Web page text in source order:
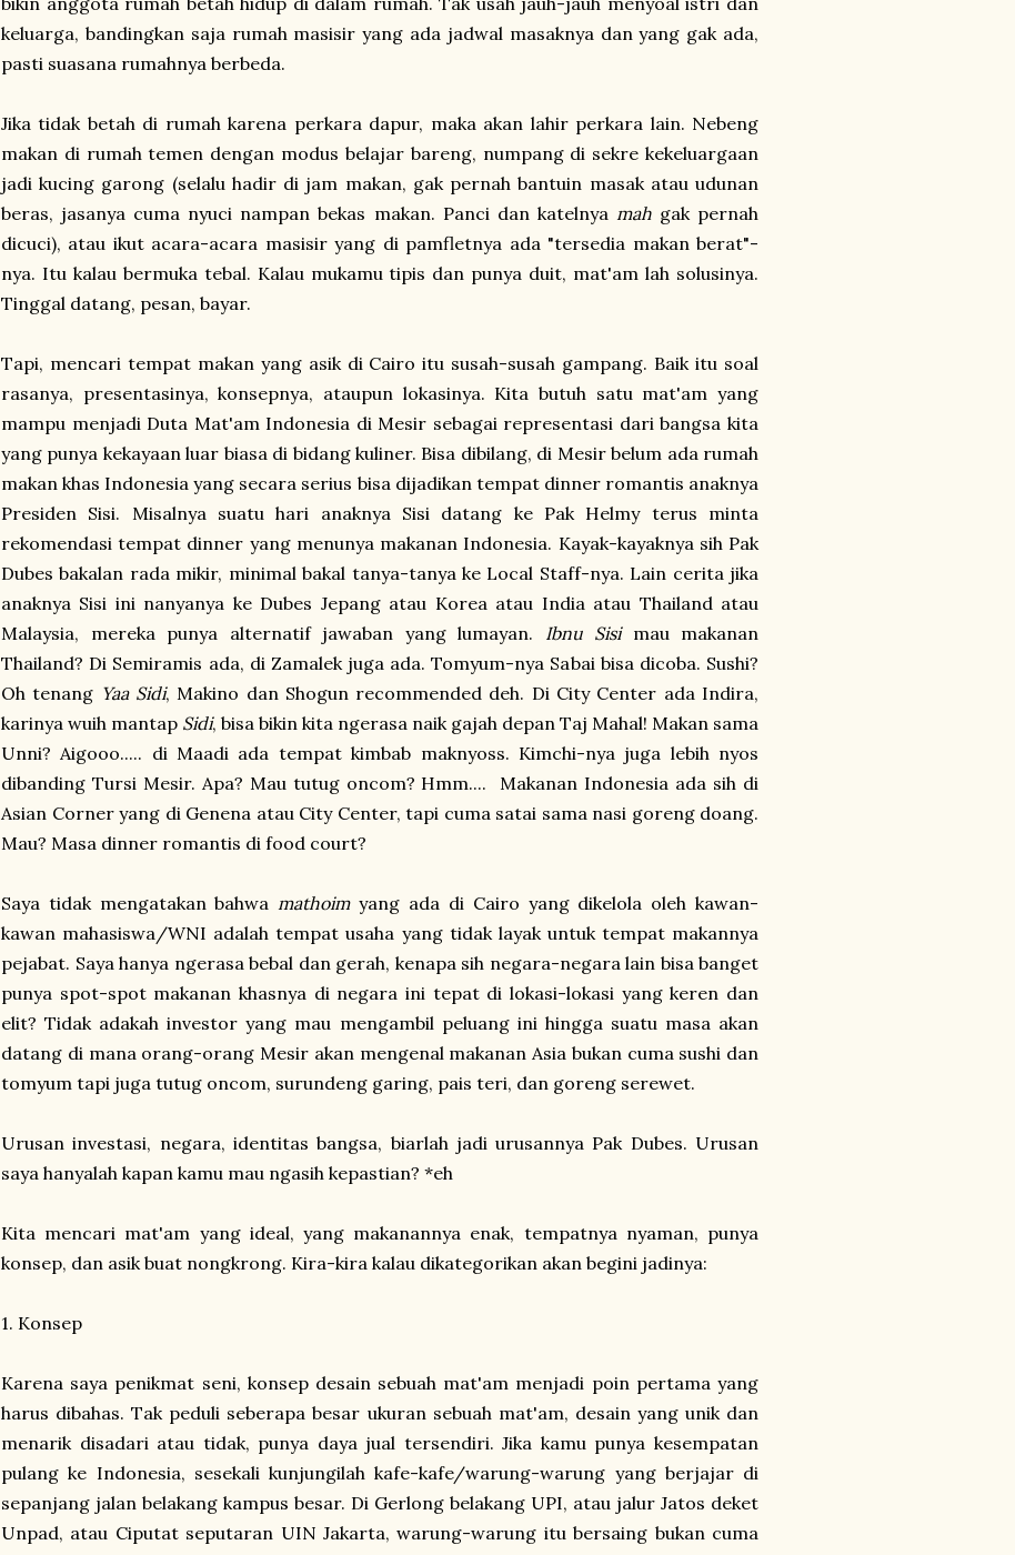
keluarga, bandingkan saja rumah masisir yang ada jadwal masaknya dan yang gak ada,
pasti suasana rumahnya berbeda.
Jika tidak betah di rumah karena perkara dapur, maka akan lahir perkara lain. Nebeng
makan di rumah temen dengan modus belajar bareng, numpang di sekre kekeluargaan
jadi kucing garong (selalu hadir di jam makan, gak pernah bantuin masak atau udunan
beras, jasanya cuma nyuci nampan bekas makan. Panci dan katelnya mahgak pernah
dicuci), atau ikut acara-acara masisir yang di pamfletnya ada "tersedia makan berat"-
nya. Itu kalau bermuka tebal. Kalau mukamu tipis dan punya duit, mat'am lah solusinya.
Tinggal datang, pesan, bayar.
Tapi, mencari tempat makan yang asik di Cairo itu susah-susah gampang. Baik itu soal
rasanya, presentasinya, konsepnya, ataupun lokasinya. Kita butuh satu mat'am yang
mampu menjadi Duta Mat'am Indonesia di Mesir sebagai representasi dari bangsa kita
yang punya kekayaan luar biasa di bidang kuliner. Bisa dibilang, di Mesir belum ada rumah
makan khas Indonesia yang secara serius bisa dijadikan tempat dinner romantis anaknya
Presiden Sisi. Misalnya suatu hari anaknya Sisi datang ke Pak Helmy terus minta
rekomendasi tempat dinner yang menunya makanan Indonesia. Kayak-kayaknya sih Pak
Dubes bakalan rada mikir, minimal bakal tanya-tanya ke Local Staff-nya. Lain cerita jika
anaknya Sisi ini nanyanya ke Dubes Jepang atau Korea atau India atau Thailand atau
Malaysia, mereka punya alternatif jawaban yang lumayan. Ibnu Sisimau makanan
Thailand? Di Semiramis ada, di Zamalek juga ada. Tomyum-nya Sabai bisa dicoba. Sushi?
Oh tenang Yaa Sidi, Makino dan Shogun recommended deh. Di City Center ada Indira,
karinya wuih mantap Sidi, bisa bikin kita ngerasa naik gajah depan Taj Mahal! Makan sama
Unni? Aigooo..... di Maadi ada tempat kimbab maknyoss. Kimchi-nya juga lebih nyos
dibanding Tursi Mesir. Apa? Mau tutug oncom? Hmm.... Makanan Indonesia ada sih di
Asian Corner yang di Genena atau City Center, tapi cuma satai sama nasi goreng doang.
Mau? Masa dinner romantis di food court?
Saya tidak mengatakan bahwamathoimyang ada di Cairo yang dikelola oleh kawan-
kawan mahasiswa/WNI adalah tempat usaha yang tidak layak untuk tempat makannya
pejabat. Saya hanya ngerasa bebal dan gerah, kenapa sih negara-negara lain bisa banget
punya spot-spot makanan khasnya di negara ini tepat di lokasi-lokasi yang keren dan
elit? Tidak adakah investor yang mau mengambil peluang ini hingga suatu masa akan
datang di mana orang-orang Mesir akan mengenal makanan Asia bukan cuma sushi dan
tomyum tapi juga tutug oncom, surundeng garing, pais teri, dan goreng serewet.
Urusan investasi, negara, identitas bangsa, biarlah jadi urusannya Pak Dubes. Urusan
saya hanyalah kapan kamu mau ngasih kepastian? *eh
Kita mencari mat'am yang ideal, yang makanannya enak, tempatnya nyaman, punya
konsep, dan asik buat nongkrong. Kira-kira kalau dikategorikan akan begini jadinya:
1. Konsep
Karena saya penikmat seni, konsep desain sebuah mat'am menjadi poin pertama yang
harus dibahas. Tak peduli seberapa besar ukuran sebuah mat'am, desain yang unik dan
menarik disadari atau tidak, punya daya jual tersendiri. Jika kamu punya kesempatan
pulang ke Indonesia, sesekali kunjungilah kafe-kafe/warung-warung yang berjajar di
sepanjang jalan belakang kampus besar. Di Gerlong belakang UPI, atau jalur Jatos deket
Unpad, atau Ciputat seputaran UIN Jakarta, warung-warung itu bersaing bukan cuma